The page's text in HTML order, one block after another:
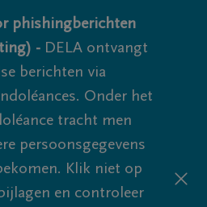
phishingberichten
- DELA ontvangt
berichten via
Onder het
tracht men
persoonsgegevens
Klik niet op
en controleer